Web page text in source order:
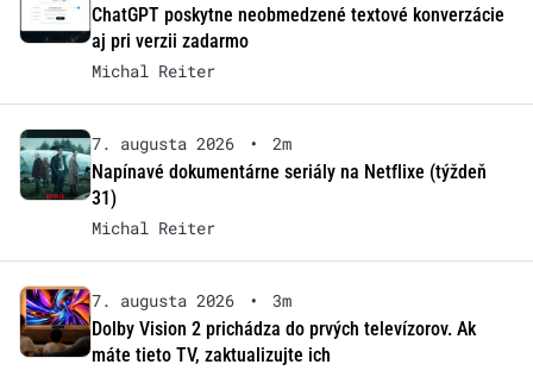
ChatGPT poskytne neobmedzené textové konverzácie
aj pri verzii zadarmo
Michal Reiter
7. augusta 2026 •
2m
Napínavé dokumentárne seriály na Netflixe (týždeň
31)
Michal Reiter
7. augusta 2026 •
3m
Dolby Vision 2 prichádza do prvých televízorov. Ak
máte tieto TV, zaktualizujte ich